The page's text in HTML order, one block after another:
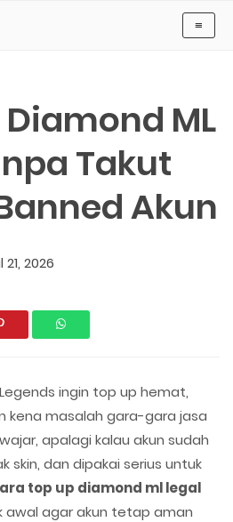
ML
Takut
Akun
21, 2026
ingin top up hemat,
masalah gara-gara jasa
apalagi kalau akun sudah
skin, dan dipakai serius untuk
top up diamond ml legal
awal agar akun tetap aman
≡